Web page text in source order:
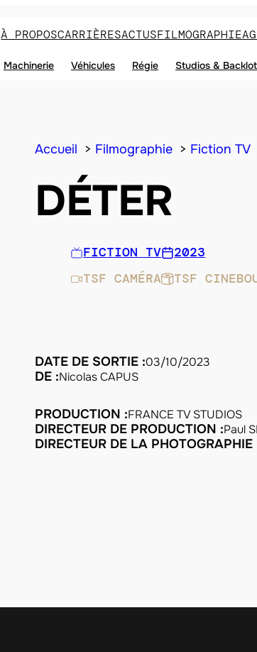
À PROPOSCARRIÈRESACTUSFILMOGRAPHIE
Machinerie Véhicules Régie Studios & Backlot
Accueil Filmographie Fiction TV
DÉTER
FICTION TV
2023
TSF CAMÉRA
TSF
DATE DE SORTIE :03/10/2023
DE :Nicolas CAPUS
PRODUCTION :FRANCE TV STUDIOS
DIRECTEUR DE PRODUCTION :Paul
DIRECTEUR DE LA PHOTOGRAPHIE